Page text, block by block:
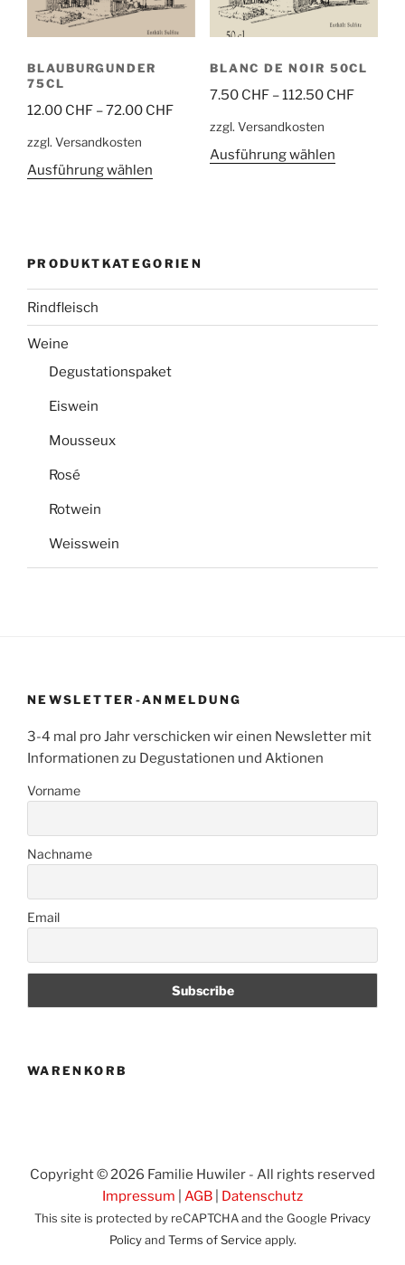
auf
der
gewählt
auf
gewählt
werden
BLAUBURGUNDER
75CL
12.00 CHF –72.00 CHF
zzgl. Versandkosten
Ausführung wählen
Varianten
auf
BLANC DE NOIR 50CL
7.50 CHF–112.50 CHF
zzgl. Versandkosten
Ausführung wählenDieses
können
PRODUKTKATEGORIEN
Rindfleisch
Weine
Degustationspaket
Eiswein
Mousseux
Rosé
Rotwein
Weisswein
NEWSLETTER-ANMELDUNG
3-4 mal pro Jahr verschicken wir einen Newsletter mit
Informationen zu Degustationen und Aktionen
Vorname
Nachname
Email
WARENKORB
Copyright © 2026 Familie Huwiler - All rights reserved
Impressum
AGB Datenschutz
This site is protected by reCAPTCHA and the Google Privacy
Policyand Terms of Service apply.